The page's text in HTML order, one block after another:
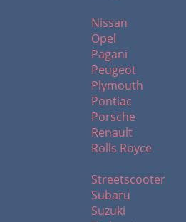
Nissan
Opel
Pagani
Peugeot
Plymouth
Pontiac
Porsche
Renault
Rolls Royce
Streetscooter
Subaru
Suzuki